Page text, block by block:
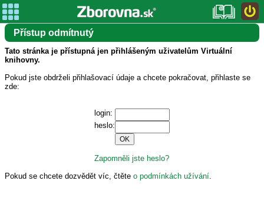
Přístup odmítnutý
Tato stránka je přístupná jen přihlášeným uživatelům Virtuální
knihovny.
Pokud jste obdrželi přihlašovací údaje a chcete pokračovat, přihlaste se
zde:
login:
heslo:
Zapomněli jste heslo?
Pokud se chcete dozvědět víc, čtěte o podmínkách užívání.